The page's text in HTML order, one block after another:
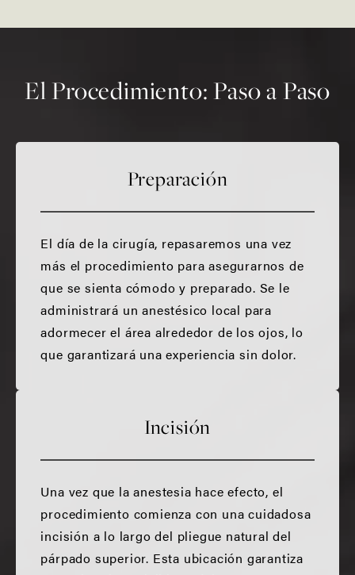
El Procedimiento: Paso a Paso
Preparación
El día de la cirugía, repasaremos una vez
más el procedimiento para asegurarnos de
que se sienta cómodo y preparado. Se le
administrará un anestésico local para
adormecer el área alrededor de los ojos, lo
que garantizará una experiencia sin dolor.
Incisión
Una vez que la anestesia hace efecto, el
procedimiento comienza con una cuidadosa
incisión a lo largo del pliegue natural del
párpado superior. Esta ubicación garantiza